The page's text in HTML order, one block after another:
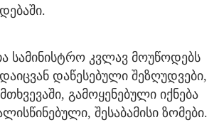
სამინისტრო კვლავ მოუწოდებს
დაწესებული შეზღუდვები,
გამოყენებული იქნება
შესაბამისი ზომები.